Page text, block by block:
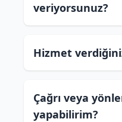
veriyorsunuz?
Hizmet
Çağrı veya
yapabilirim?